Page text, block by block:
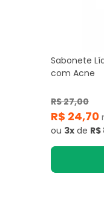
Sabonete
com Acne
R$ 27,00
R$ 24,70
ou 3x de R$